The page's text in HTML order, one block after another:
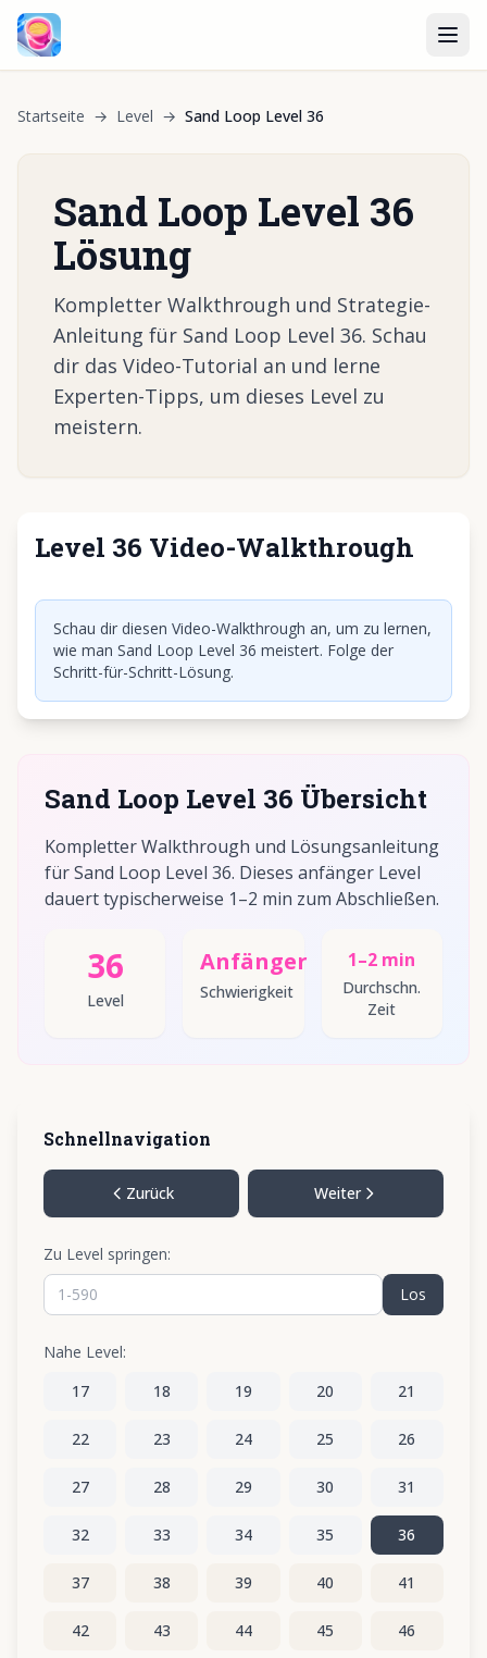
Startseite → Level → Sand Loop Level 36
Sand Loop Level 36
Lösung
Kompletter Walkthrough und Strategie-
Anleitung für Sand Loop Level 36. Schau
dir das Video-Tutorial an und lerne
Experten-Tipps, um dieses Level zu
meistern.
Level 36 Video-Walkthrough
Klicken, um Video abzuspielen
Schau dir diesen Video-Walkthrough an, um zu lernen,
wie man Sand Loop Level 36 meistert. Folge der
Schritt-für-Schritt-Lösung.
Sand Loop Level 36 Übersicht
Kompletter Walkthrough und Lösungsanleitung
für Sand Loop Level 36. Dieses anfänger Level
dauert typischerweise 1–2 min zum Abschließen.
36
Level
Anfänger
Schwierigkeit
1–2 min
Durchschn.
Zeit
Schnellnavigation
Zurück Weiter
Zu Level springen:
Los
Nahe Level:
17
18 19 20 21
22 23 24 25 26
27 28 29 30 31
32 33 34 35 36
37 38 39 40 41
42 43 44 45 46